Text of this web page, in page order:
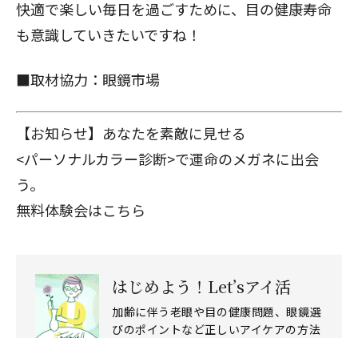
快適で楽しい毎日を過ごすために、目の健康寿命
も意識していきたいですね！
■取材協力： 眼鏡市場
【お知らせ】あなたを素敵に見せる
<パーソナルカラー診断>で運命のメガネに出会
う。
無料体験会はこちら
はじめよう！Let’sアイ活
加齢に伴う老眼や目の健康問題、眼鏡選
びのポイントなど正しいアイケアの方法